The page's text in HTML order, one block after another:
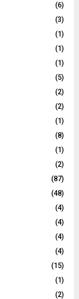
(6)
(3)
(1)
(1)
(1)
(5)
(2)
(2)
(1)
(8)
(1)
(2)
(87)
(48)
(4)
(4)
(4)
(4)
(15)
(1)
(2)